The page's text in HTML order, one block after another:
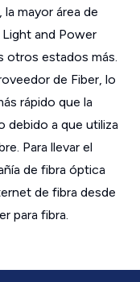
mayor área de
and Power
otros estados más.
de Fiber, lo
rápido que la
debido a que utiliza
Para llevar el
de fibra óptica
de fibra desde
para fibra.